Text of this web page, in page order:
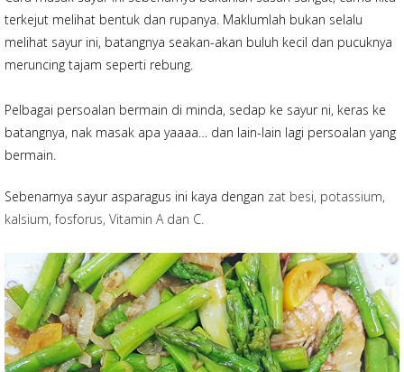
terkejut melihat bentuk dan rupanya. Maklumlah bukan selalu
melihat sayur ini, batangnya seakan-akan buluh kecil dan pucuknya
meruncing tajam seperti rebung.
Pelbagai persoalan bermain di minda, sedap ke sayur ni, keras ke
batangnya, nak masak apa yaaaa… dan lain-lain lagi persoalan yang
bermain.
Sebenarnya sayur asparagus ini kaya dengan zat besi, potassium,
kalsium, fosforus, Vitamin A dan C.